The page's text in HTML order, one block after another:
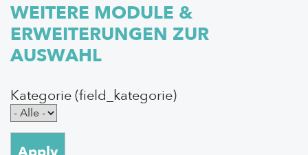
WEITERE MODULE &
ERWEITERUNGEN ZUR
AUSWAHL
Kategorie (field_kategorie)